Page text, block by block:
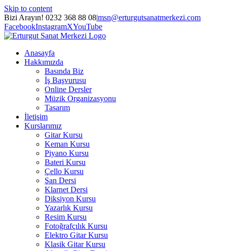
Skip to content
Bizi Arayın! 0232 368 88 08|msn@erturgutsanatmerkezi.com
FacebookInstagramXYouTube
Anasayfa
Hakkımızda
Basında Biz
İş Başvurusu
Online Dersler
Müzik Organizasyonu
Tasarım
İletişim
Kurslarımız
Gitar Kursu
Keman Kursu
Piyano Kursu
Bateri Kursu
Çello Kursu
Şan Dersi
Klarnet Dersi
Diksiyon Kursu
Yazarlık Kursu
Resim Kursu
Fotoğrafçılık Kursu
Elektro Gitar Kursu
Klasik Gitar Kursu